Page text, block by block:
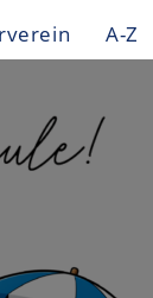
A-Z